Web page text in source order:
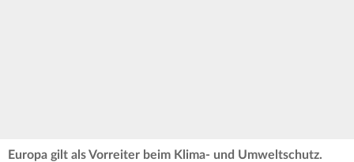
Europa gilt als Vorreiter beim Klima- und Umweltschutz.